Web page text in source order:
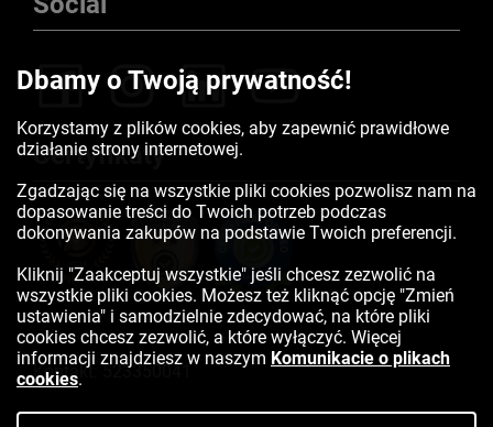
Certyfikaty
Kontakt: 523350041
Dbamy o Twoją prywatność!
Korzystamy z plików cookies, aby zapewnić prawidłowe
działanie strony internetowej.
Zgadzając się na wszystkie pliki cookies pozwolisz nam na
dopasowanie treści do Twoich potrzeb podczas
dokonywania zakupów na podstawie Twoich preferencji.
Kliknij "Zaakceptuj wszystkie" jeśli chcesz zezwolić na
wszystkie pliki cookies. Możesz też kliknąć opcję "Zmień
ustawienia" i samodzielnie zdecydować, na które pliki
cookies chcesz zezwolić, a które wyłączyć. Więcej
informacji znajdziesz w naszym Komunikacie o plikach
cookies.